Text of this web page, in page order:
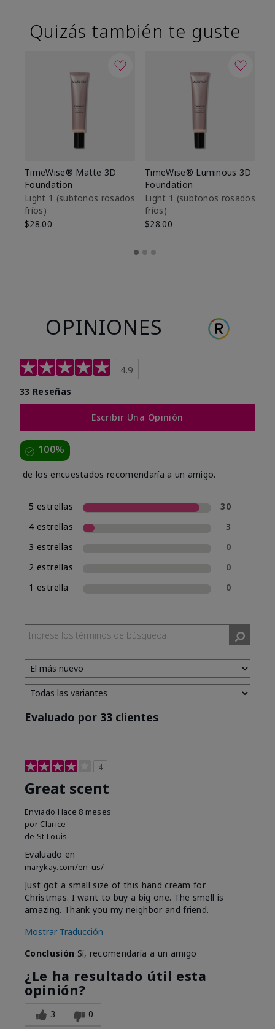
Quizás también te guste
TimeWise® Matte 3D
Foundation
Light 1​ (subtonos rosados
fríos)
$28.00
TimeWise® Luminous 3D
Foundation
Light 1​ (subtonos rosados
fríos)
$28.00
OPINIONES
4.9
33 Reseñas
Escribir Una Opinión
100%
de los encuestados recomendaría a un amigo.
5 estrellas
30
4 estrellas
3
3 estrellas
0
2 estrellas
0
1 estrella
0
Evaluado por 33 clientes
4
Great scent
Enviado Hace 8 meses
por Clarice
de St Louis
Evaluado en
marykay.com/en-us/
Just got a small size of this hand cream for
Christmas. I want to buy a big one. The smell is
amazing. Thank you my neighbor and friend.
Mostrar Traducción
Conclusión Sí, recomendaría a un amigo
¿Le ha resultado útil esta
opinión?
3 0